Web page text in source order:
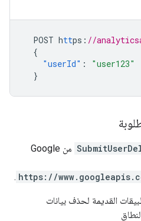
POST https : //
{
"userId" :
"user123"
}
من Google
https://
.
القديمة لحذف بيانات